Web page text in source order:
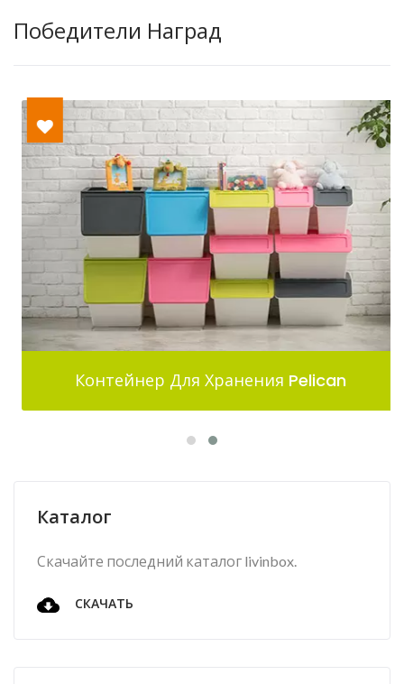
Победители Наград
Контейнер Для Хранения Pelican
Каталог
Скачайте последний каталог livinbox.
СКАЧАТЬ